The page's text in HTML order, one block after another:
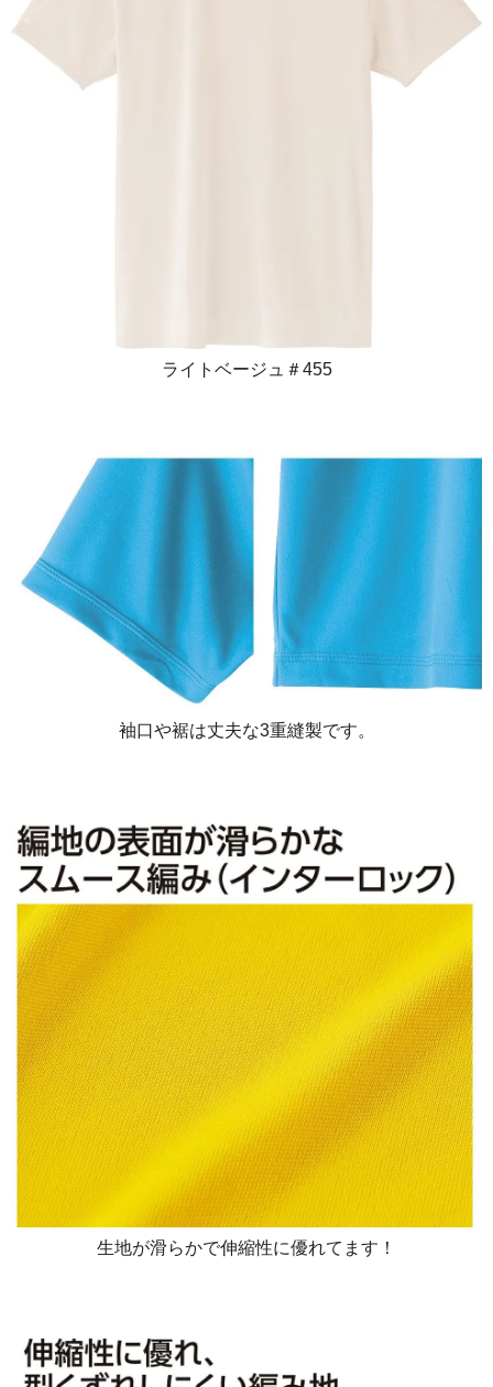
ライトベージュ＃455
袖口や裾は丈夫な3重縫製です。
生地が滑らかで伸縮性に優れてます！